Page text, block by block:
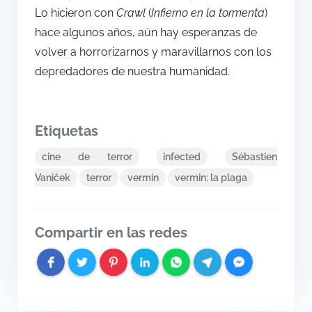
Lo hicieron con Crawl (Infierno en la tormenta)
hace algunos años, aún hay esperanzas de
volver a horrorizarnos y maravillarnos con los
depredadores de nuestra humanidad.
Etiquetas
cine de terror infected
Sébastien
Vaniček
terror vermin vermin: la plaga
Compartir en las redes